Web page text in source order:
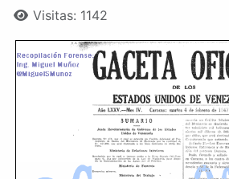
Visitas: 1142